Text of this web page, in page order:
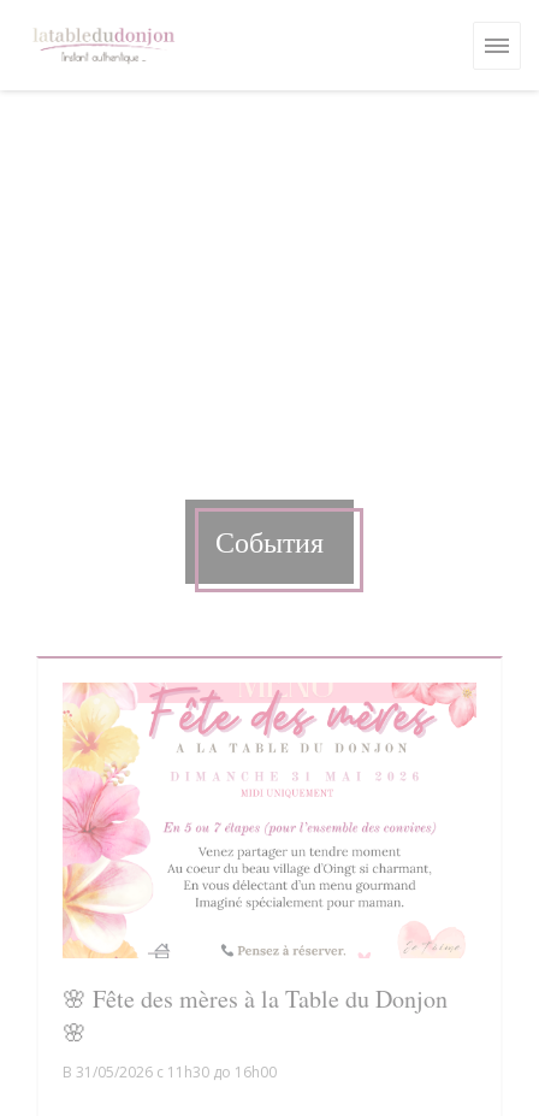
События
В 31/05/2026 с 11h30 до 16h00
🌸 Fête des mères à la Table du Donjon
🌸